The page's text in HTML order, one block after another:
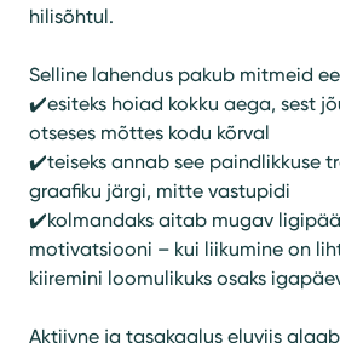
hilisõhtul.
Selline lahendus pakub mitmeid
✔️esiteks hoiad kokku aega, sest
otseses mõttes kodu kõrval
✔️teiseks annab see paindlikkuse
graafiku järgi, mitte vastupidi
✔️kolmandaks aitab mugav
motivatsiooni – kui liikumine on
kiiremini loomulikuks osaks
Aktiivne ja tasakaalus eluviis